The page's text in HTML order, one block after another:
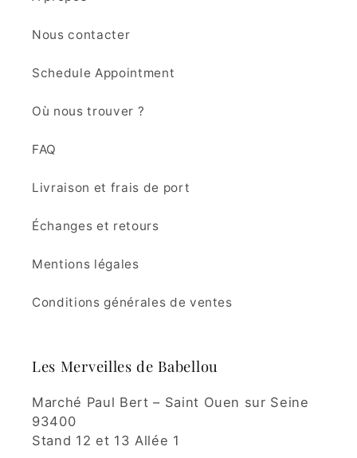
Nous contacter
Schedule Appointment
Où nous trouver ?
FAQ
Livraison et frais de port
Échanges et retours
Mentions légales
Conditions générales de ventes
Les Merveilles de Babellou
Marché Paul Bert – Saint Ouen sur Seine
93400
Stand 12 et 13 Allée 1